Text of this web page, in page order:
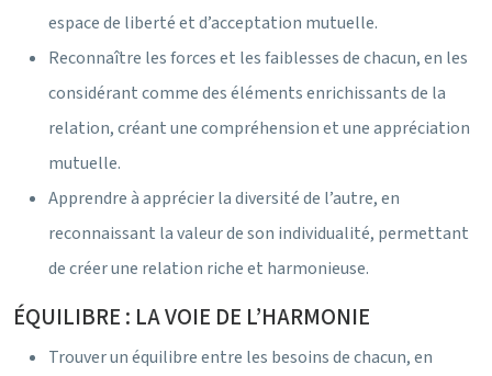
espace de liberté et d’acceptation mutuelle.
Reconnaître les forces et les faiblesses de chacun, en les
considérant comme des éléments enrichissants de la
relation, créant une compréhension et une appréciation
mutuelle.
Apprendre à apprécier la diversité de l’autre, en
reconnaissant la valeur de son individualité, permettant
de créer une relation riche et harmonieuse.
ÉQUILIBRE : LA VOIE DE L’HARMONIE
Trouver un équilibre entre les besoins de chacun, en